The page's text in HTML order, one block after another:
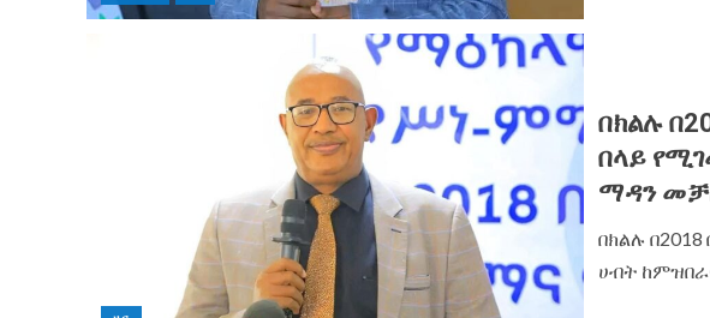
በክልሉ
በላይ
ማዳን
በክልሉ
ሀብት